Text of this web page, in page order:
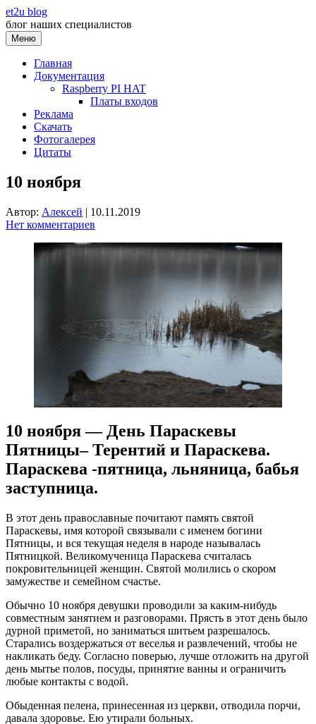
Перейти
к
содержимому
et2u blog
блог наших специалистов
Меню
Главная
Документация
Raspberry PI HAT
Платы входов
Реклама
Скачать
Фотогалерея
Цитаты
10 ноября
Автор: Алексей | 10.11.2019
Нет комментариев
10 ноября — День Параскевы
Пятницы– Терентий и Параскева.
Параскева -пятница, льняница, бабья
заступница.
В этот день православные почитают память святой
Параскевы, имя которой связывали с именем богини
Пятницы, и вся текущая неделя в народе называлась
Пятницкой. Великомученица Параскева считалась
покровительницей женщин. Святой молились о скором
замужестве и семейном счастье.
Обычно 10 ноября девушки проводили за каким-нибудь
совместным занятием и разговорами. Прясть в этот день было
дурной приметой, но заниматься шитьем разрешалось.
Старались воздержаться от веселья и развлечений, чтобы не
накликать беду. Согласно поверью, лучше отложить на другой
день мытье полов, посуды, принятие ванны и ограничить
любые контакты с водой.
Обыденная пелена, принесенная из церкви, отводила порчи,
давала здоровье. Ею утирали больных.